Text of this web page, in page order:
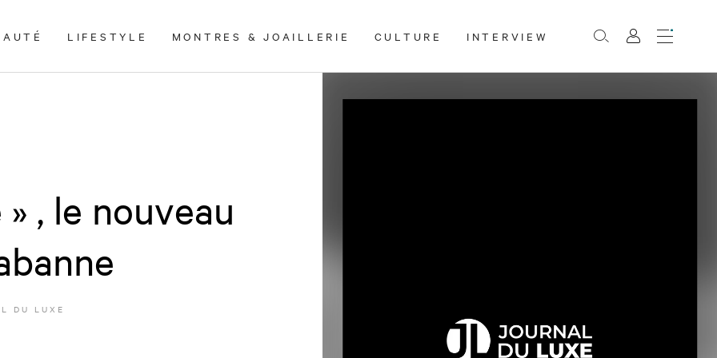
LIFESTYLE MONTRES & JOAILLERIE CULTURE INTERVIEW Rechercher
Mon
compte
Menu
, le nouveau
DU LUXE